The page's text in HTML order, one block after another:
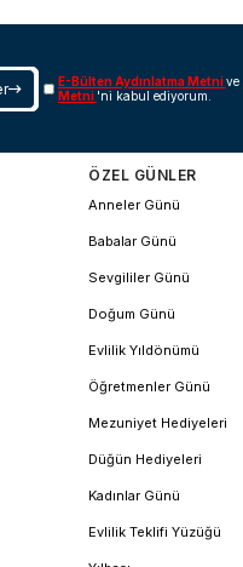
E-Bülten Aydınlatma Metnive
Metni 'ni kabul ediyorum.
ÖZEL GÜNLER
Anneler Günü
Babalar Günü
Sevgililer Günü
Doğum Günü
Evlilik Yıldönümü
Öğretmenler Günü
Mezuniyet Hediyeleri
Düğün Hediyeleri
Kadınlar Günü
Evlilik Teklifi Yüzüğü